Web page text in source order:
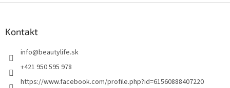
Kontakt
info@beautylife.sk
+421 950 595 978
https://www.facebook.com/profile.php?id=61560888407220